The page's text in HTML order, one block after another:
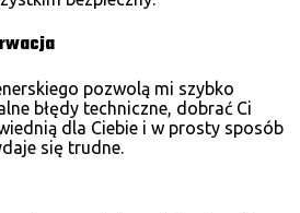
pozwolą mi szybko
błędy techniczne, dobrać Ci
dla Ciebie i w prosty sposób
się trudne.